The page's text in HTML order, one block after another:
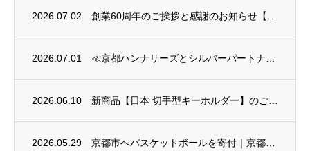
2026.07.02
2026.07.01
2026.06.10
2026.05.29